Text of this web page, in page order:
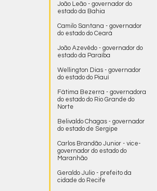
João Leão - governador do
estado da Bahia
Camilo Santana - governador
do estado do Ceará
João Azevêdo - governador do
estado da Paraíba
Wellington Dias - governador
do estado do Piauí
Fátima Bezerra - governadora
do estado do Rio Grande do
Norte
Belivaldo Chagas - governador
do estado de Sergipe
Carlos Brandão Junior - vice-
governador do estado do
Maranhão
Geraldo Julio - prefeito da
cidade do Recife